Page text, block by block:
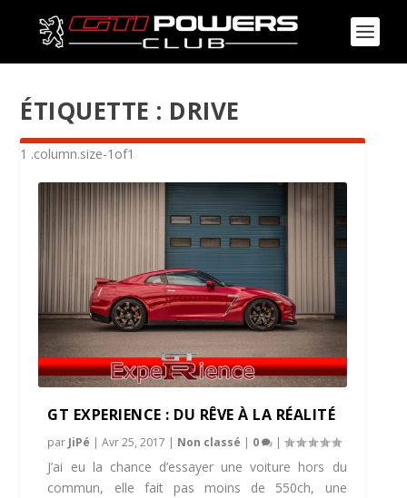
ÉTIQUETTE : DRIVE
GT EXPERIENCE : DU RÊVE À LA RÉALITÉ
par JiPé |Avr 25, 2017 | Non classé | 0 |
J’ai eu la chance d’essayer une voiture hors du
commun, elle fait pas moins de 550ch, une